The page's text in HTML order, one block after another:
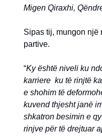
Migen Qiraxhi,
Sipas tij, mungon një
partive.
“Ky është niveli ku
karriere ku të rinjtë
e shohim të
kuvend thjesht janë
shkatron besimin e
rinjve për të drejtuar